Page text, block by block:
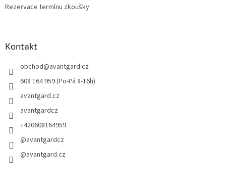
Rezervace termínu zkoušky
Kontakt
obchod@avantgard.cz
608 164 959 (Po-Pá 8-16h)
avantgard.cz
avantgardcz
+420608164959
@avantgardcz
@avantgard.cz